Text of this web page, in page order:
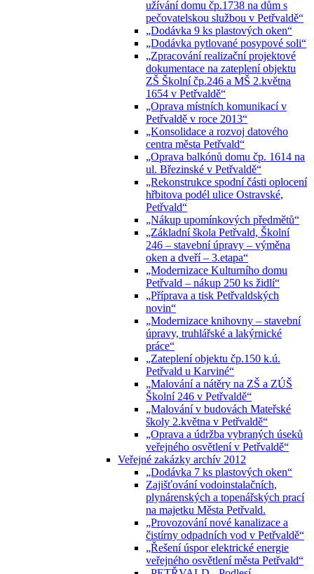
užívání domu čp.1738 na dům s
pečovatelskou službou v Petřvaldě“
„Dodávka 9 ks plastových oken“
„Dodávka pytlované posypové soli“
„Zpracování realizační projektové
dokumentace na zateplení objektu
ZŠ Školní čp.246 a MŠ 2.května
1654 v Petřvaldě“
„Oprava místních komunikací v
Petřvaldě v roce 2013“
„Konsolidace a rozvoj datového
centra města Petřvald“
„Oprava balkónů domu čp. 1614 na
ul. Březinské v Petřvaldě“
„Rekonstrukce spodní části oplocení
hřbitova podél ulice Ostravské,
Petřvald“
„Nákup upomínkových předmětů“
„Základní škola Petřvald, Školní
246 – stavební úpravy – výměna
oken a dveří – 3.etapa“
„Modernizace Kulturního domu
Petřvald – nákup 250 ks židlí“
„Příprava a tisk Petřvaldských
novin“
„Modernizace knihovny – stavební
úpravy, truhlářské a lakýrnické
práce“
„Zateplení objektu čp.150 k.ú.
Petřvald u Karviné“
„Malování a nátěry na ZŠ a ZÚŠ
Školní 246 v Petřvaldě“
„Malování v budovách Mateřské
školy 2.května v Petřvaldě“
„Oprava a údržba vybraných úseků
veřejného osvětlení v Petřvaldě“
Veřejné zakázky archív 2012
„Dodávka 7 ks plastových oken“
Zajišťování vodoinstalačních,
plynárenských a topenářských prací
na majetku Města Petřvald.
„Provozování nové kanalizace a
čistírny odpadních vod v Petřvaldě“
„Řešení úspor elektrické energie
veřejného osvětlení města Petřvald“